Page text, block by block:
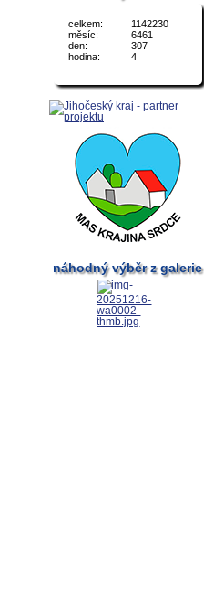
celkem:
1142230
měsíc:
6461
den:
307
hodina:
4
náhodný výběr z galerie